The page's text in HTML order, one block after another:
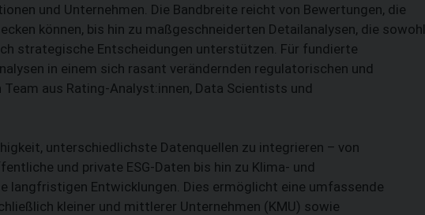
und Unternehmen. Die Bandbreite reicht von Bewertungen, die
können, bis hin zu maßgeschneiderten Detailanalysen, die sowohl
strategische Entscheidungen unterstützen. Für fundierte
in einem sich rasant verändernden regulatorischen und
aus Rating-Analyst:innen, Data Scientists und
unterschiedlichste Datenquellen zu integrieren – von
und private ESG-Daten bis hin zu Klima- und
langfristigen Entwicklungen. Dies ermöglicht eine umfassende
kleiner und mittlerer Unternehmen (KMU) sowie